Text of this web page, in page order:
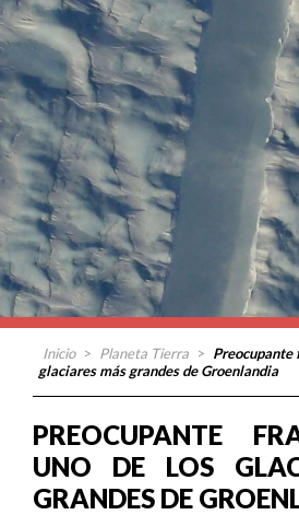
Inicio > Planeta Tierra > Preocupante
glaciares más grandes de Groenlandia
PREOCUPANTE
UNO DE LOS
GRANDES DE